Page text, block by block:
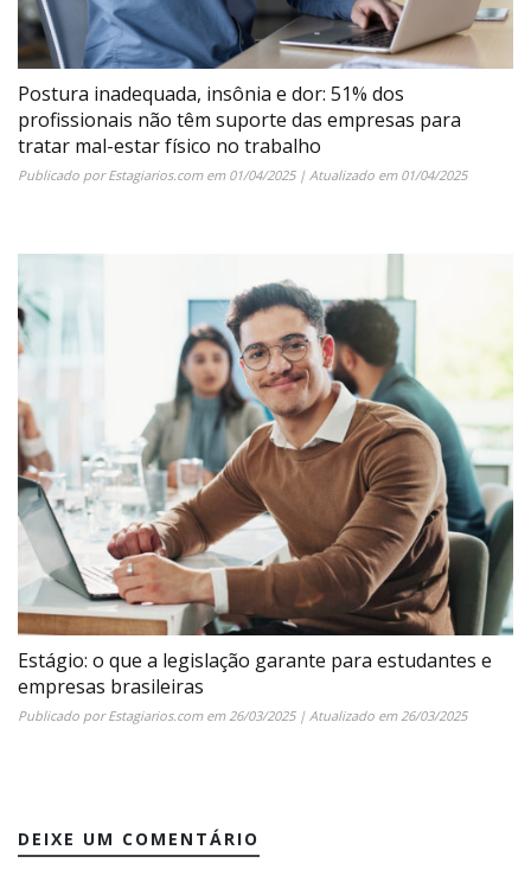
Postura inadequada, insônia e dor: 51% dos
profissionais não têm suporte das empresas para
tratar mal-estar físico no trabalho
Publicado porEstagiarios.comem 01/04/2025| Atualizado em 01/04/2025
Estágio: o que a legislação garante para estudantes e
empresas brasileiras
Publicado porEstagiarios.comem 26/03/2025| Atualizado em 26/03/2025
DEIXE UM COMENTÁRIO